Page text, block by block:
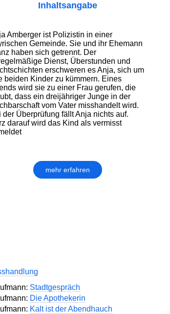
Inhaltsangabe
Amberger ist Polizistin in einer
Gemeinde. Sie und ihr Ehemann
haben sich getrennt. Der
Dienst, Überstunden und
erschweren es Anja, sich um
beiden Kinder zu kümmern. Eines
wird sie zu einer Frau gerufen, die
dass ein dreijähriger Junge in der
vom Vater misshandelt wird.
der Überprüfung fällt Anja nichts auf.
darauf wird das Kind als vermisst
mehr erfahren
Stadtgespräch
Die Apothekerin
Kalt ist der Abendhauch